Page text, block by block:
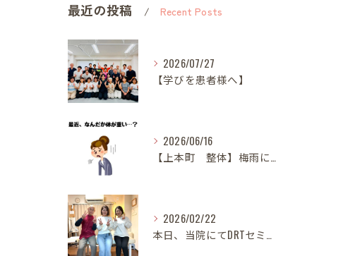
最近の投稿 Recent Posts
2026/07/27
【学びを患者様へ】
2026/06/16
【上本町 整体】梅雨になると体調が悪くなる方へ
2026/02/22
本日、当院にてDRTセミナーを開催いたしました。